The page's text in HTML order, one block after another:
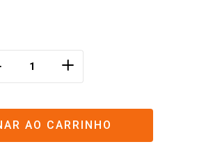
＋
AO CARRINHO